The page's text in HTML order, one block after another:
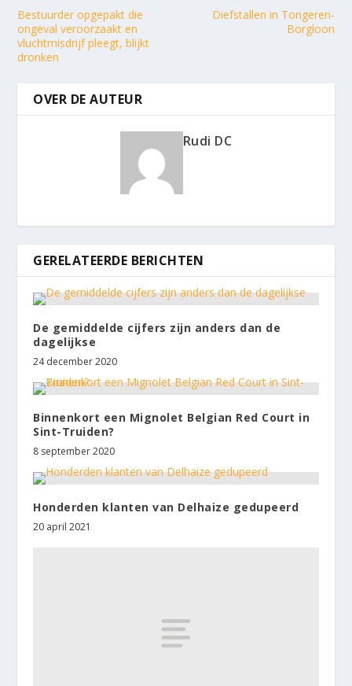
Bestuurder opgepakt die
ongeval veroorzaakt en
vluchtmisdrijf pleegt, blijkt
dronken
Diefstallen in Tongeren-
Borgloon
OVER DE AUTEUR
Rudi DC
GERELATEERDE BERICHTEN
De gemiddelde cijfers zijn anders dan de
dagelijkse
24 december 2020
Binnenkort een Mignolet Belgian Red Court in
Sint-Truiden?
8 september 2020
Honderden klanten van Delhaize gedupeerd
20 april 2021